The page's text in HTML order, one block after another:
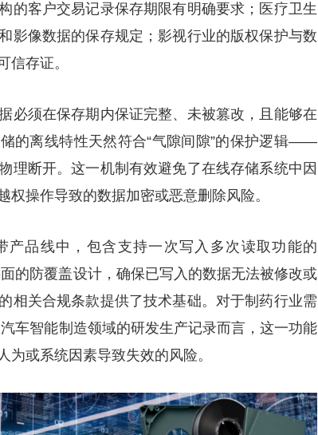
的客户交易记录保存期限有明确要求；医疗卫生
影像数据的保存规定；影视行业的版权保护与数
信存证。
必须在保存期内保证完整、未被篡改，且能够在
的离线特性天然符合“气隙间隙”的保护逻辑——
理断开。这一机制有效避免了在线存储系统中因
操作导致的数据加密或恶意删除风险。
产品线中，包含支持一次写入多次读取功能的
的防覆盖设计，确保已写入的数据无法被修改或
相关合规条款提供了技术基础。对于制药行业需
车智能制造领域的研发生产记录而言，这一功能
或系统因素导致失效的风险。